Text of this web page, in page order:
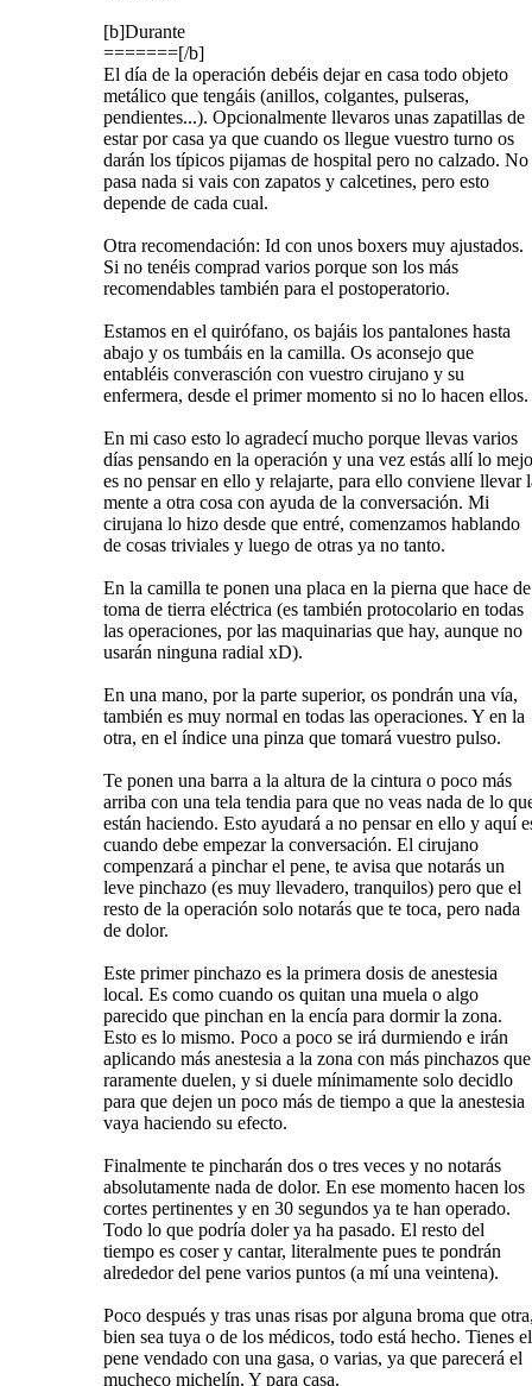
[b]Durante
=======[/b]
El día de la operación debéis dejar en casa todo objeto
metálico que tengáis (anillos, colgantes, pulseras,
pendientes...). Opcionalmente llevaros unas zapatillas de
estar por casa ya que cuando os llegue vuestro turno os
darán los típicos pijamas de hospital pero no calzado. No
pasa nada si vais con zapatos y calcetines, pero esto
depende de cada cual.
Otra recomendación: Id con unos boxers muy ajustados.
Si no tenéis comprad varios porque son los más
recomendables también para el postoperatorio.
Estamos en el quirófano, os bajáis los pantalones hasta
abajo y os tumbáis en la camilla. Os aconsejo que
entabléis converasción con vuestro cirujano y su
enfermera, desde el primer momento si no lo hacen ellos.
En mi caso esto lo agradecí mucho porque llevas varios
días pensando en la operación y una vez estás allí lo
es no pensar en ello y relajarte, para ello conviene llevar
mente a otra cosa con ayuda de la conversación. Mi
cirujana lo hizo desde que entré, comenzamos hablando
de cosas triviales y luego de otras ya no tanto.
En la camilla te ponen una placa en la pierna que hace de
toma de tierra eléctrica (es también protocolario en todas
las operaciones, por las maquinarias que hay, aunque no
usarán ninguna radial xD).
En una mano, por la parte superior, os pondrán una vía,
también es muy normal en todas las operaciones. Y en la
otra, en el índice una pinza que tomará vuestro pulso.
Te ponen una barra a la altura de la cintura o poco más
arriba con una tela tendia para que no veas nada de lo
están haciendo. Esto ayudará a no pensar en ello y aquí
cuando debe empezar la conversación. El cirujano
compenzará a pinchar el pene, te avisa que notarás un
leve pinchazo (es muy llevadero, tranquilos) pero que el
resto de la operación solo notarás que te toca, pero nada
de dolor.
Este primer pinchazo es la primera dosis de anestesia
local. Es como cuando os quitan una muela o algo
parecido que pinchan en la encía para dormir la zona.
Esto es lo mismo. Poco a poco se irá durmiendo e irán
aplicando más anestesia a la zona con más pinchazos que
raramente duelen, y si duele mínimamente solo decidlo
para que dejen un poco más de tiempo a que la anestesia
vaya haciendo su efecto.
Finalmente te pincharán dos o tres veces y no notarás
absolutamente nada de dolor. En ese momento hacen los
cortes pertinentes y en 30 segundos ya te han operado.
Todo lo que podría doler ya ha pasado. El resto del
tiempo es coser y cantar, literalmente pues te pondrán
alrededor del pene varios puntos (a mí una veintena).
Poco después y tras unas risas por alguna broma que
bien sea tuya o de los médicos, todo está hecho. Tienes el
pene vendado con una gasa, o varias, ya que parecerá el
mucheco michelín. Y para casa.